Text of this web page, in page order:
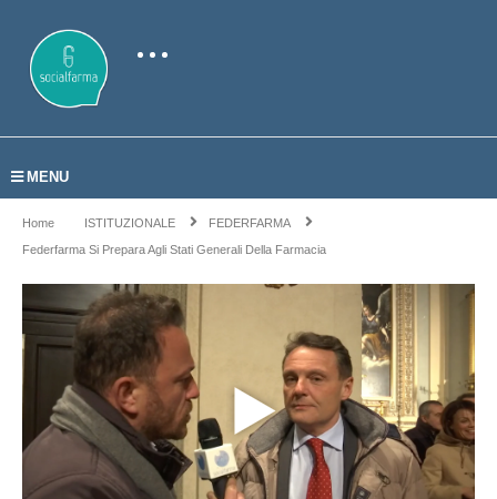
MENU
Home ISTITUZIONALE
FEDERFARMA
Federfarma Si Prepara Agli Stati Generali Della Farmacia